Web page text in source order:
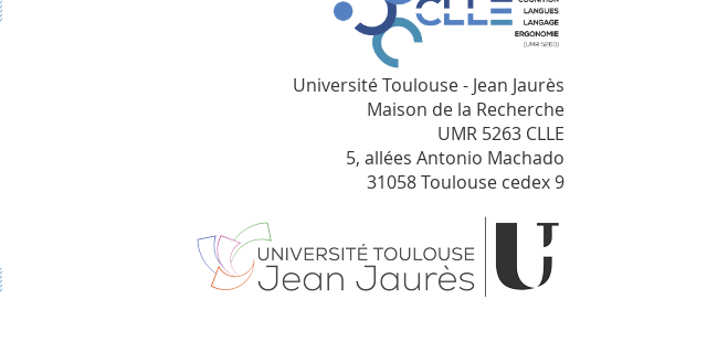
Université Toulouse - Jean Jaurès
Maison de la Recherche
UMR 5263 CLLE
5, allées Antonio Machado
31058 Toulouse cedex 9